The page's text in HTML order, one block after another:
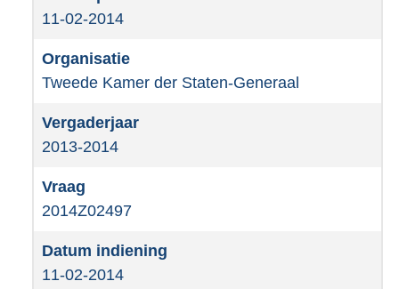
11-02-2014
Tweede Kamer der Staten-Generaal
2013-2014
2014Z02497
11-02-2014